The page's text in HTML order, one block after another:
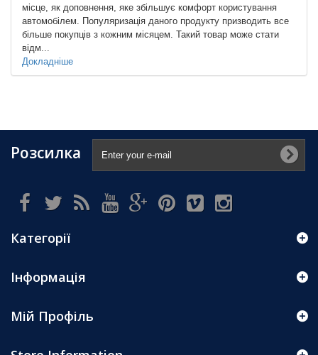
місце, як доповнення, яке збільшує комфорт користування
автомобілем. Популяризація даного продукту призводить все
більше покупців з кожним місяцем. Такий товар може стати
відм...
Докладніше
Розсилка
Категорії
Інформація
Мій Профіль